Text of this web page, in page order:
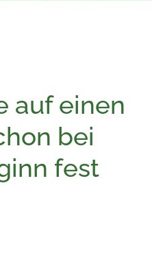
auf einen
bei
fest